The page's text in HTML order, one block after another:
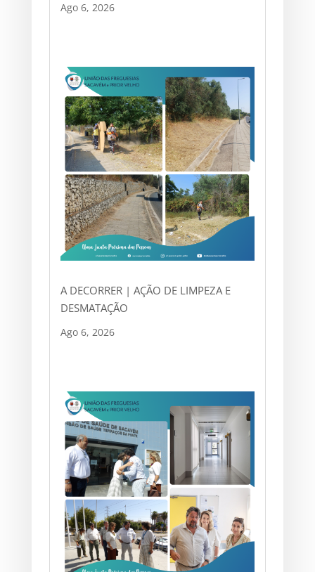
Ago 6, 2026
A DECORRER | AÇÃO DE LIMPEZA E
DESMATAÇÃO
Ago 6, 2026